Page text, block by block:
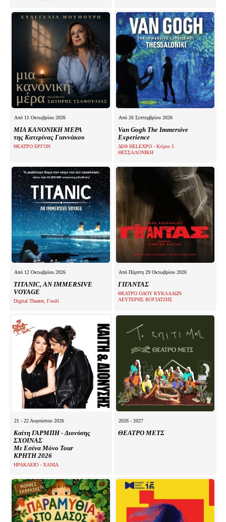
Από 11 Οκτωβρίου 2026
ΜΙΑ ΚΑΝΟΝΙΚΗ ΜΕΡΑ
της Κατερίνας Γιαννάκου
ΘΕΑΤΡΟ ΕΡΓΟΝ
Από 26 Σεπτεμβρίου 2026
Van Gogh The Immersive
Experience
ΔΕΘ HELEXPO - Κτίριο 5
ΘΕΣΣΑΛΟΝΙΚΗ
Από 12 Οκτωβρίου 2026
TITANIC, AN IMMERSIVE
VOYAGE
Digital Theater, Γουδί
Από Πέμπτη 29 Οκτωβρίου 2026
ΓΙΓΑΝΤΑΣ
ΘΕΑΤΡΟ ΟΔΟΥ ΚΥΚΛΑΔΩΝ
ΛΕΥΤΕΡΗΣ ΒΟΓΙΑΤΖΗΣ
21 - 22 Αυγούστου 2026
Καίτη ΓΑΡΜΠΗ - Διονύσης
ΣΧΟΙΝΑΣ
Με Εσένα Μόνο Tour
ΚΡΗΤΗ 2026
ΗΡΑΚΛΕΙΟ - ΧΑΝΙΑ
2026 - 2027
ΘΕΑΤΡΟ ΜΕΤΣ